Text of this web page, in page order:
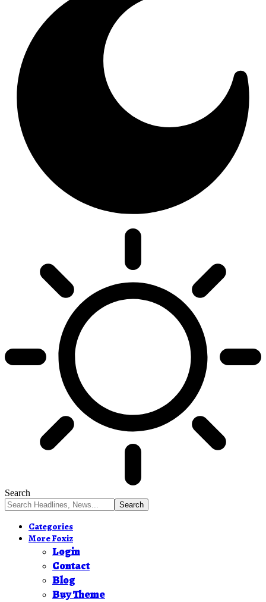
Search
Categories
More Foxiz
Login
Contact
Blog
Buy Theme